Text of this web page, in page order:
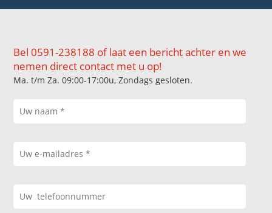
Bel 0591-238188 of laat een bericht achter en we
nemen direct contact met u op!
Ma. t/m Za. 09:00-17:00u, Zondags gesloten.